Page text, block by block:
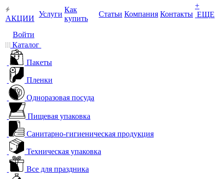
АКЦИИ
Услуги
Как
купить
Статьи Компания Контакты
+
ЕЩЕ
Войти
Каталог
Пакеты
Пленки
Одноразовая посуда
Пищевая упаковка
Санитарно-гигиеническая продукция
Техническая упаковка
Все для праздника